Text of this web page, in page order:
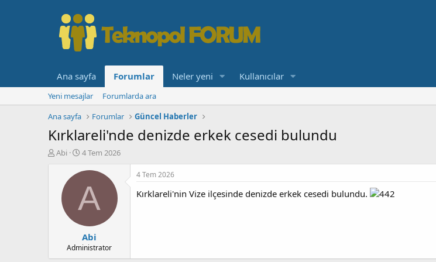
Ana sayfa Forumlar Neler yeni Kullanıcılar
Yeni mesajlar
Forumlarda ara
Ana sayfa
Forumlar Güncel Haberler
Kırklareli'nde denizde erkek cesedi bulundu
K
l
Abi
B
ş
a
n
ı
ç
t
a
4 Tem 2026
A
Abi
Administrator
4 Tem 2026
Kırklareli'nin Vize ilçesinde denizde erkek cesedi bulundu.